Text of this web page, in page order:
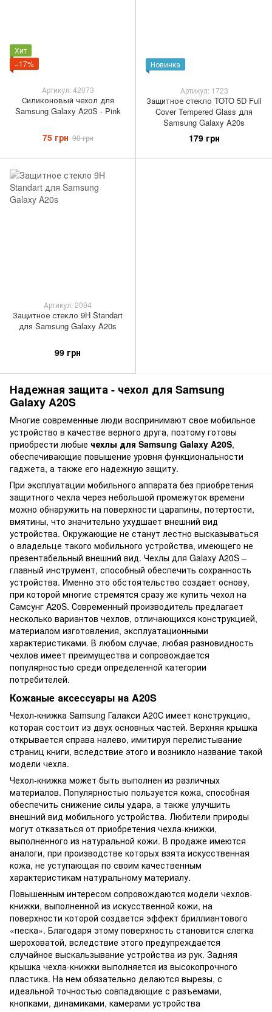
Хит
−17%
Артикул: 42073
Силиконовый чехол для
Samsung Galaxy A20S - Pink
75 грн 90 грн
Новинка
Артикул: 1723
Защитное стекло TOTO 5D Full
Cover Tempered Glass для
Samsung Galaxy A20s
179 грн
Артикул: 2094
Защитное стекло 9H Standart
для Samsung Galaxy A20s
99 грн
Надежная защита - чехол для Samsung
Galaxy A20S
Многие современные люди воспринимают свое мобильное
устройство в качестве верного друга, поэтому готовы
приобрести любые чехлы для Samsung Galaxy A20S,
обеспечивающие повышение уровня функциональности
гаджета, а также его надежную защиту.
При эксплуатации мобильного аппарата без приобретения
защитного чехла через небольшой промежуток времени
можно обнаружить на поверхности царапины, потертости,
вмятины, что значительно ухудшает внешний вид
устройства. Окружающие не станут лестно высказываться
о владельце такого мобильного устройства, имеющего не
презентабельный внешний вид. Чехлы для Galaxy A20S –
главный инструмент, способный обеспечить сохранность
устройства. Именно это обстоятельство создает основу,
при которой многие стремятся сразу же купить чехол на
Самсунг A20S. Современный производитель предлагает
несколько вариантов чехлов, отличающихся конструкцией,
материалом изготовления, эксплуатационными
характеристиками. В любом случае, любая разновидность
чехлов имеет преимущества и сопровождается
популярностью среди определенной категории
потребителей.
Кожаные аксессуары на A20S
Чехол-книжка Samsung Галакси А20С имеет конструкцию,
которая состоит из двух основных частей. Верхняя крышка
открывается справа налево, имитируя перелистывание
страниц книги, вследствие этого и возникло название такой
модели чехла.
Чехол-книжка может быть выполнен из различных
материалов. Популярностью пользуется кожа, способная
обеспечить снижение силы удара, а также улучшить
внешний вид мобильного устройства. Любители природы
могут отказаться от приобретения чехла-книжки,
выполненного из натуральной кожи. В продаже имеются
аналоги, при производстве которых взята искусственная
кожа, не уступающая по своим качественным
характеристикам натуральному материалу.
Повышенным интересом сопровождаются модели чехлов-
книжки, выполненной из искусственной кожи, на
поверхности которой создается эффект бриллиантового
«песка». Благодаря этому поверхность становится слегка
шероховатой, вследствие этого предупреждается
случайное выскальзывание устройства из рук. Задняя
крышка чехла-книжки выполняется из высокопрочного
пластика. На нем обязательно делаются вырезы, с
идеальной точностью совпадающие с разъемами,
кнопками, динамиками, камерами устройства